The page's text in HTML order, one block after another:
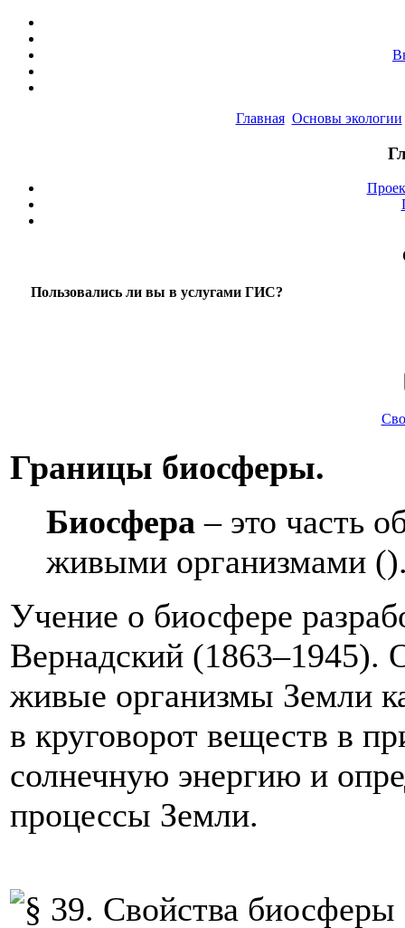
Главная Основы экологии
Пользовались ли вы в услугами ГИС?
Границы биосферы.
Биосфера – это часть
живыми организмами
Учение о биосфере
Вернадский (1863–1945).
живые организмы Земли
в круговорот веществ в
солнечную энергию и
процессы Земли.